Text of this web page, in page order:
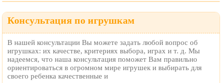
Консультация по игрушкам
В нашей консультации Вы можете задать любой вопрос об
игрушках: их качестве, критериях выбора, играх и т. д. Мы
надеемся, что наша консультация поможет Вам правильно
ориентироваться в огромном мире игрушек и выбирать для
своего ребенка качественные и